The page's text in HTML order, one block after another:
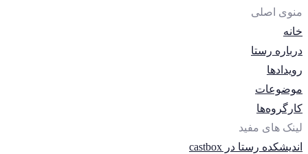
منوی اصلی
خانه
درباره رستا
رویدادها
موضوعات
کارگروه‌ها
لینک های مفید
اندیشکده رستا در castbox